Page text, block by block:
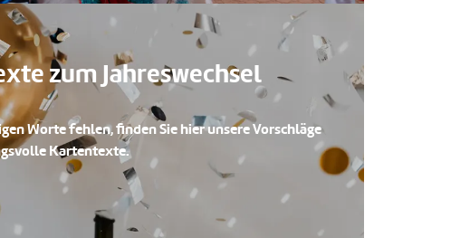
zum Jahreswechsel
Worte fehlen, finden Sie hier unsere Vorschläge
Kartentexte.